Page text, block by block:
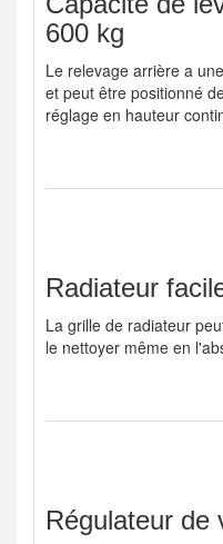
600 kg
Le relevage arrière a
et peut être positionné
réglage en hauteur
Radiateur
La grille de radiateur
le nettoyer même en
Régulateur de